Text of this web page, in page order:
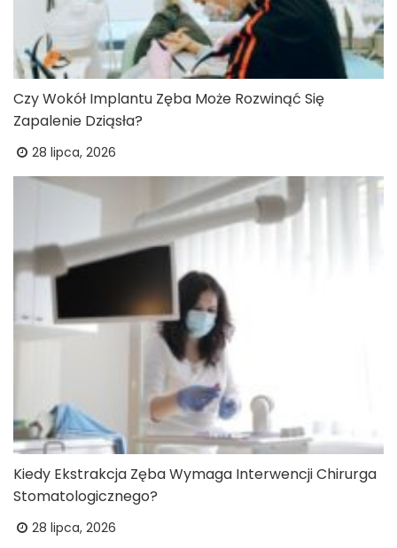
Czy Wokół Implantu Zęba Może Rozwinąć Się
Zapalenie Dziąsła?
28 lipca, 2026
Kiedy Ekstrakcja Zęba Wymaga Interwencji Chirurga
Stomatologicznego?
28 lipca, 2026